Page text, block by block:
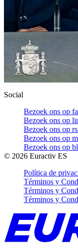
Social
Bezoek ons op
Bezoek ons op
Bezoek ons op
Bezoek ons op
Bezoek ons op
© 2026 Euractiv ES
Política de
Términos y
Términos y
Términos y